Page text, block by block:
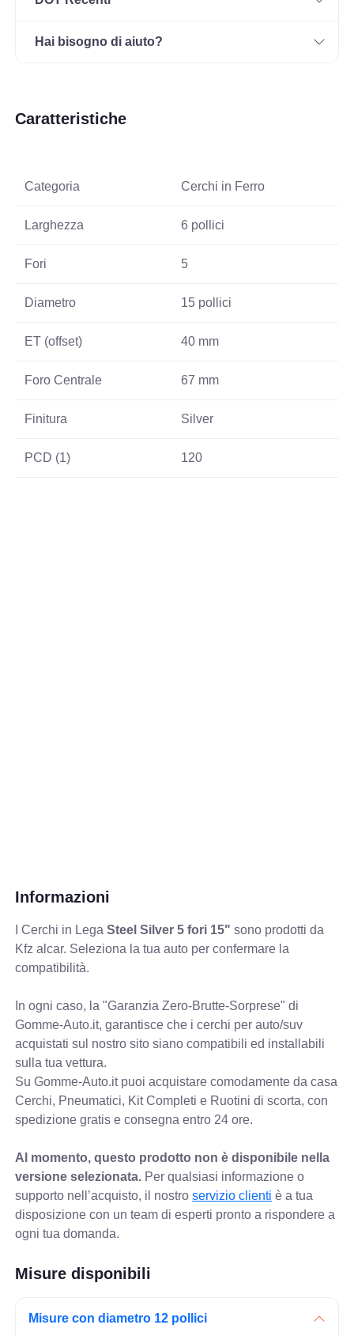
Hai bisogno di aiuto?
Caratteristiche
Categoria Cerchi in Ferro
Larghezza 6 pollici
Fori 5
Diametro 15 pollici
ET (offset) 40 mm
Foro Centrale 67 mm
Finitura Silver
PCD (1) 120
Informazioni
I Cerchi in LegaSteel Silver 5 fori 15" sono prodotti da
Kfz alcar. Seleziona la tua auto per confermare la
compatibilità.
In ogni caso, la "Garanzia Zero-Brutte-Sorprese" di
Gomme-Auto.it, garantisce che i cerchi per auto/suv
acquistati sul nostro sito siano compatibili ed installabili
sulla tua vettura.
Su Gomme-Auto.it puoi acquistare comodamente da casa
Cerchi, Pneumatici, Kit Completi e Ruotini di scorta, con
spedizione gratis e consegna entro 24 ore.
Al momento, questo prodotto non è disponibile nella
versione selezionata. Per qualsiasi informazione o
supporto nell’acquisto, il nostroservizio clienti è a tua
disposizione con un team di esperti pronto a rispondere a
ogni tua domanda.
Misure disponibili
Misure con diametro 12 pollici